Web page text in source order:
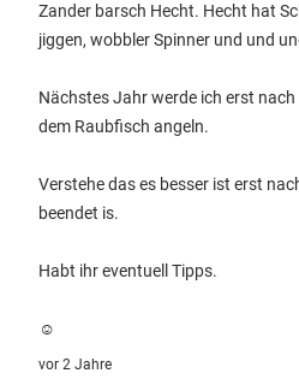
Zander barsch Hecht. Hecht hat
jiggen, wobbler Spinner und und
Nächstes Jahr werde ich erst
dem Raubfisch angeln.
Verstehe das es besser ist erst
beendet is.
Habt ihr eventuell Tipps.
☺️
vor 2 Jahre